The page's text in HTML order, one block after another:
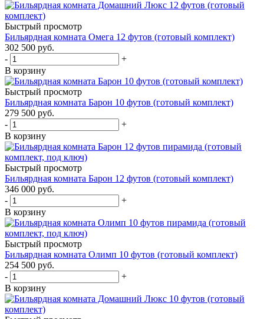
Быстрый просмотр
Бильярдная комната Омега 12 футов (готовый комплект)
302 500 руб.
-
+
В корзину
Быстрый просмотр
Бильярдная комната Барон 10 футов (готовый комплект)
279 500 руб.
-
+
В корзину
Быстрый просмотр
Бильярдная комната Барон 12 футов (готовый комплект)
346 000 руб.
-
+
В корзину
Быстрый просмотр
Бильярдная комната Олимп 10 футов (готовый комплект)
254 500 руб.
-
+
В корзину